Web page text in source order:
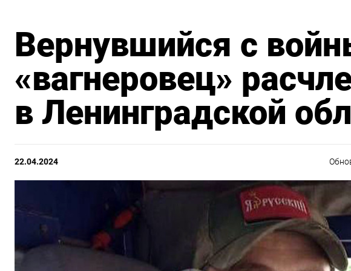
Вернувшийся с
«вагнеровец»
в Ленинградской
22.04.2024